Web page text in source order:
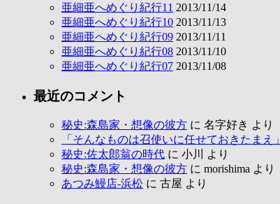
亜細亜へめぐり紀行11 2013/11/14
亜細亜へめぐり紀行10 2013/11/13
亜細亜へめぐり紀行09 2013/11/11
亜細亜へめぐり紀行08 2013/11/10
亜細亜へめぐり紀行07 2013/11/08
最近のコメント
秘史:森島家・想像の彼方 に 名字好き より
「そんなものは召使いに任せておきたまえ」
秘史:佐太郎翁の時代 に 小川
より
秘史:森島家・想像の彼方 に morishima より
あつみ鰻店-浜松 に 古屋 より